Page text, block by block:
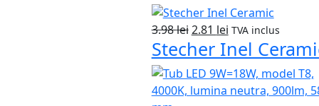
3.98leiPrețul
inițial
a
fost:
3.98 lei.
2.81 leiPrețul
curent
este:
2.81 lei.
TVA inclus
Stecher Inel